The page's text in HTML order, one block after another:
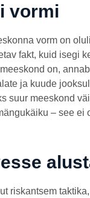
vormi
vorm on
fakt, kuid isegi
on,
ja kuude
suur meeskond
– see ei
riskantsem